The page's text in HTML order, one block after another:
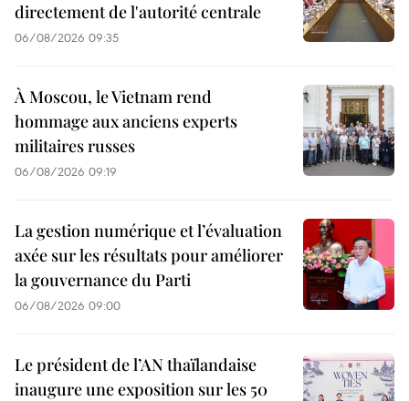
directement de l'autorité centrale
06/08/2026 09:35
À Moscou, le Vietnam rend
hommage aux anciens experts
militaires russes
06/08/2026 09:19
La gestion numérique et l’évaluation
axée sur les résultats pour améliorer
la gouvernance du Parti
06/08/2026 09:00
Le président de l’AN thaïlandaise
inaugure une exposition sur les 50